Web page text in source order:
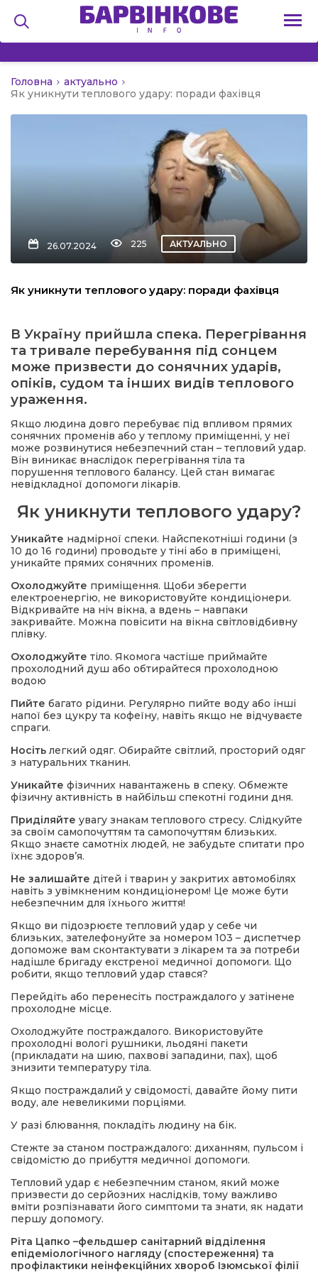
Головна
актуально
Як уникнути теплового удару: поради фахівця
26.07.2024 225 АКТУАЛЬНО
Як уникнути теплового удару: поради фахівця
В Україну прийшла спека. Перегрівання
та тривале перебування під сонцем
може призвести до сонячних ударів,
опіків, судом та інших видів теплового
ураження.
Якщо людина довго перебуває під впливом прямих
сонячних променів або у теплому приміщенні, у неї
може розвинутися небезпечний стан – тепловий удар.
Він виникає внаслідок перегрівання тіла та
порушення теплового балансу. Цей стан вимагає
невідкладної допомоги лікарів.
Як уникнути теплового удару?
Уникайте надмірної спеки. Найспекотніші години (з
10 до 16 години) проводьте у тіні або в приміщені,
уникайте прямих сонячних променів.
Охолоджуйте приміщення. Щоби зберегти
електроенергію, не використовуйте кондиціонери.
Відкривайте на ніч вікна, а вдень – навпаки
закривайте. Можна повісити на вікна світловідбивну
плівку.
Охолоджуйте тіло. Якомога частіше приймайте
прохолодний душ або обтирайтеся прохолодною
водою
Пийте багато рідини. Регулярно пийте воду або інші
напої без цукру та кофеїну, навіть якщо не відчуваєте
спраги.
Носіть легкий одяг. Обирайте світлий, просторий одяг
з натуральних тканин.
Уникайте фізичних навантажень в спеку. Обмежте
фізичну активність в найбільш спекотні години дня.
Приділяйте увагу знакам теплового стресу. Слідкуйте
за своїм самопочуттям та самопочуттям близьких.
Якщо знаєте самотніх людей, не забудьте спитати про
їхнє здоров’я.
Не залишайте дітей і тварин у закритих автомобілях
навіть з увімкненим кондиціонером! Це може бути
небезпечним для їхнього життя!
Якщо ви підозрюєте тепловий удар у себе чи
близьких, зателефонуйте за номером 103 – диспетчер
допоможе вам сконтактувати з лікарем та за потреби
надішле бригаду екстреної медичної допомоги. Що
робити, якщо тепловий удар стався?
Перейдіть або перенесіть постраждалого у затінене
прохолодне місце.
Охолоджуйте постраждалого. Використовуйте
прохолодні вологі рушники, льодяні пакети
(прикладати на шию, пахвові западини, пах), щоб
знизити температуру тіла.
Якщо постраждалий у свідомості, давайте йому пити
воду, але невеликими порціями.
У разі блювання, покладіть людину на бік.
Стежте за станом постраждалого: диханням, пульсом і
свідомістю до прибуття медичної допомоги.
Тепловий удар є небезпечним станом, який може
призвести до серйозних наслідків, тому важливо
вміти розпізнавати його симптоми та знати, як надати
першу допомогу.
Ріта Цапко –фельдшер санітарний відділення
епідеміологічного нагляду (спостереження) та
профілактики неінфекційних хвороб Ізюмської філії